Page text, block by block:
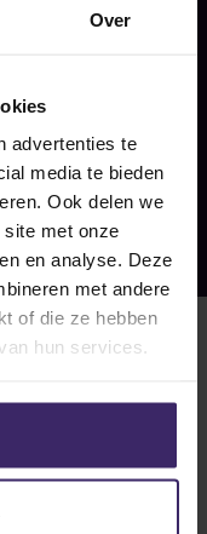
Over
advertenties te
media te bieden
Ook delen we
met onze
en analyse. Deze
met andere
of die ze hebben
hun services.